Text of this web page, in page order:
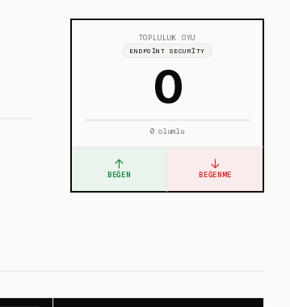
TOPLULUK OYU
ENDPOINT SECURITY
0
0olumlu
↑
BEĞEN
↓
BEĞENME